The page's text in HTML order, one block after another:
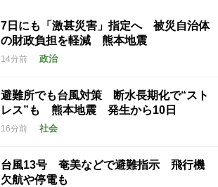
7日にも「激甚災害」指定へ 被災自治体
の財政負担を軽減 熊本地震
14分前 政治
避難所でも台風対策 断水長期化で“スト
レス”も 熊本地震 発生から10日
16分前 社会
台風13号 奄美などで避難指示 飛行機
欠航や停電も